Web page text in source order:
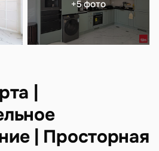
+5 фото
|
| Просторная